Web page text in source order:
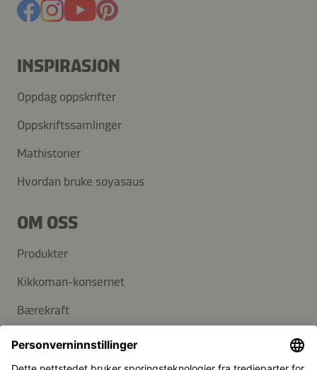
INSPIRASJON
Oppdag oppskrifter
Oppskriftssamlinger
Mathistorier
Hvordan bruke soyasaus
OM OSS
Produkter
Kikkoman-konsernet
Bærekraft
KUNDESERVICE